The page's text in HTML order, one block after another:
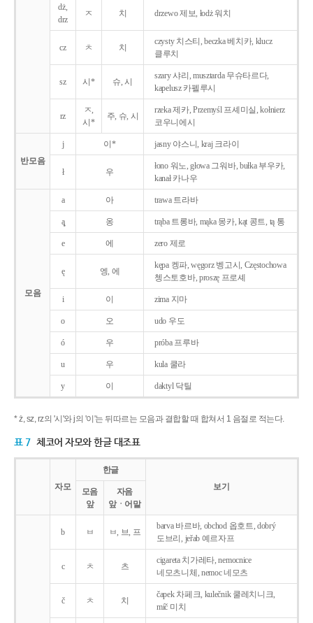
dż,
drz
ㅈ 치 drzewo 제보, łodż 워치
cz ㅊ 치
czysty 치스티, beczka 베치카, klucz
클루치
sz 시* 슈, 시
szary 샤리, musztarda 무슈타르다,
kapelusz 카펠루시
rz
ㅈ,
시*
주, 슈, 시
rzeka 제카, Przemyśl 프셰미실, kołnierz
코우니에시
반모음
j 이* jasny 야스니, kraj 크라이
ł 우
łono 워노, głowa 그워바, bułka 부우카,
kanał 카나우
모음
a 아 trawa 트라바
ą̨ 옹 trąba 트롱바, mąka 몽카, kąt 콩트, tą 통
e 에 zero 제로
ę 엥, 에
kępa 켕파, węgorz 벵고시, Częstochowa
쳉스토호바, proszę 프로셰
i 이 zima 지마
o 오 udo 우도
ó 우 próba 프루바
u 우 kula 쿨라
y 이 daktyl 닥틸
* ż, sz, rz의 '시'와 j의 '이'는 뒤따르는 모음과 결합할 때 합쳐서 1 음절로 적는다.
표 7 체코어 자모와 한글 대조표
자모
한글
보기
모음
앞
자음
앞ㆍ어말
b ㅂ ㅂ, 브, 프
barva 바르바, obchod 옵호트, dobrý
도브리, jeřab 예르자프
c ㅊ 츠
cigareta 치가레타, nemocnice
네모츠니체, nemoc 네모츠
č ㅊ 치
čapek 차페크, kulečnik 쿨레치니크,
míč 미치